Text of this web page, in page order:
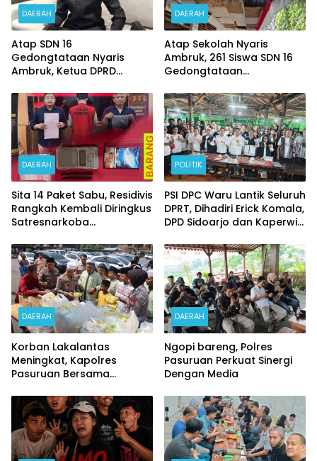
DAERAH
Atap SDN 16
Gedongtataan Nyaris
Ambruk, Ketua DPRD
Perjuangkan Anggaran
Perbaikan
DAERAH
Atap Sekolah Nyaris
Ambruk, 261 Siswa SDN 16
Gedongtataan
Demi Belajar
DAERAH
Sita 14 Paket Sabu, Residivis
Rangkah Kembali Diringkus
Satresnarkoba
POLITIK
PSI DPC Waru Lantik Seluruh
DPRT, Dihadiri Erick Komala,
DPD Sidoarjo dan Kaperwil
DAERAH
Korban Lakalantas
Meningkat, Kapolres
Pasuruan Bersama
Ghaib dan Doa Bersama
DAERAH
Ngopi bareng, Polres
Pasuruan Perkuat Sinergi
Dengan Media